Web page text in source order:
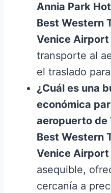
Annia Park
Best Western
Venice Airport
transporte al
el traslado
¿Cuál es una
económica
aeropuerto de
Best Western
Venice Airport
asequible,
cercanía a